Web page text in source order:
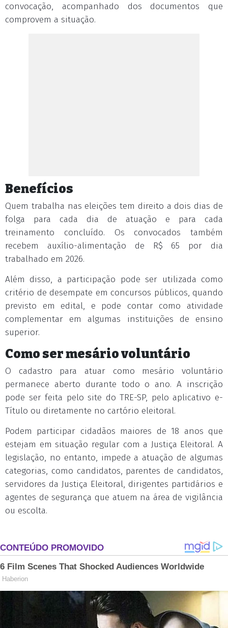
convocação, acompanhado dos documentos que
comprovem a situação.
Benefícios
Quem trabalha nas eleições tem direito a dois dias de
folga para cada dia de atuação e para cada
treinamento concluído. Os convocados também
recebem auxílio-alimentação de R$ 65 por dia
trabalhado em 2026.
Além disso, a participação pode ser utilizada como
critério de desempate em concursos públicos, quando
previsto em edital, e pode contar como atividade
complementar em algumas instituições de ensino
superior.
Como ser mesário voluntário
O cadastro para atuar como mesário voluntário
permanece aberto durante todo o ano. A inscrição
pode ser feita pelo site do TRE-SP, pelo aplicativo e-
Título ou diretamente no cartório eleitoral.
Podem participar cidadãos maiores de 18 anos que
estejam em situação regular com a Justiça Eleitoral. A
legislação, no entanto, impede a atuação de algumas
categorias, como candidatos, parentes de candidatos,
servidores da Justiça Eleitoral, dirigentes partidários e
agentes de segurança que atuem na área de vigilância
ou escolta.